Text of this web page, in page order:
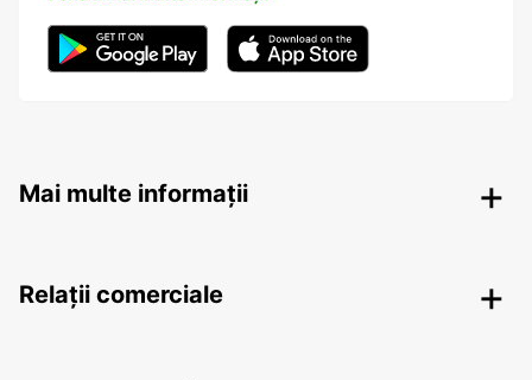
Mai multe informații
Relații comerciale